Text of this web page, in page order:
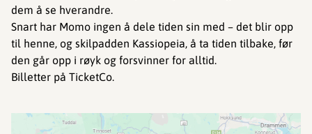
dem å se hverandre.
Snart har Momo ingen å dele tiden sin med – det blir opp
til henne, og skilpadden Kassiopeia, å ta tiden tilbake, før
den går opp i røyk og forsvinner for alltid.
Billetter på TicketCo.